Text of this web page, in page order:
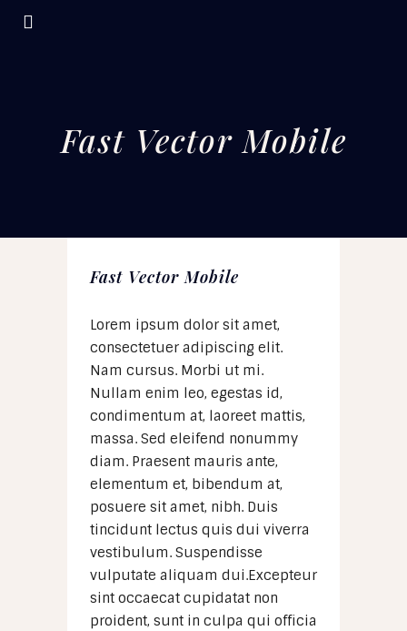
Fast Vector Mobile
Fast Vector Mobile
Lorem ipsum dolor sit amet,
consectetuer adipiscing elit.
Nam cursus. Morbi ut mi.
Nullam enim leo, egestas id,
condimentum at, laoreet mattis,
massa. Sed eleifend nonummy
diam. Praesent mauris ante,
elementum et, bibendum at,
posuere sit amet, nibh. Duis
tincidunt lectus quis dui viverra
vestibulum. Suspendisse
vulputate aliquam dui.Excepteur
sint occaecat cupidatat non
proident, sunt in culpa qui officia